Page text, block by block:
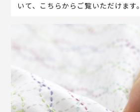
いて、こちらからご覧いただけます。